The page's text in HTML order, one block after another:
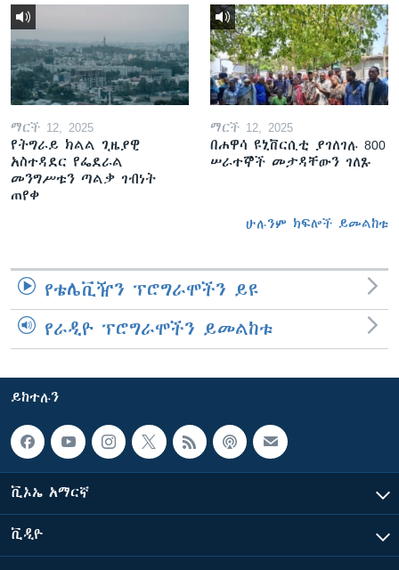
ማርች 12, 2025
የትግራይ ክልል ጊዜያዊ
አስተዳደር የፌደራል
መንግሥቱን ጣልቃ ገብነት
ጠየቀ
ማርች 12, 2025
በሐዋሳ ዩኒቨርሲቲ ያገለገሉ 800
ሠራተኞች መታዳቸውን ገለጹ
ሁሉንም ክፍሎች ይመልከቱ
የቴሌቪዥን ፕሮግራሞችን ይዩ
የራዲዮ ፕሮግራሞችን ይመልከቱ
ይከተሉን
ቪኦኤ አማርኛ
ቪዲዮ